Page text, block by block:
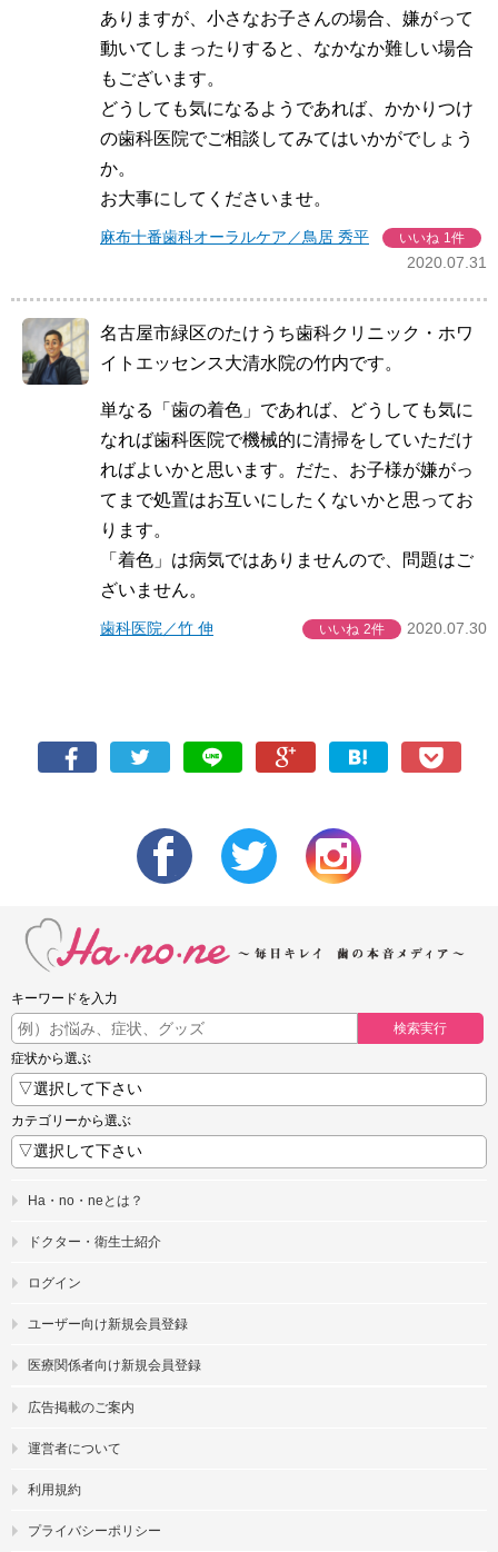
ありますが、小さなお子さんの場合、嫌がって
動いてしまったりすると、なかなか難しい場合
もございます。
どうしても気になるようであれば、かかりつけ
の歯科医院でご相談してみてはいかがでしょう
か。
お大事にしてくださいませ。
麻布十番歯科オーラルケア／鳥居 秀平 いいね 1件
2020.07.31
名古屋市緑区のたけうち歯科クリニック・ホワ
イトエッセンス大清水院の竹内です。
単なる「歯の着色」であれば、どうしても気に
なれば歯科医院で機械的に清掃をしていただけ
ればよいかと思います。だた、お子様が嫌がっ
てまで処置はお互いにしたくないかと思ってお
ります。
「着色」は病気ではありませんので、問題はご
ざいません。
歯科医院／竹 伸 いいね 2件 2020.07.30
キーワードを入力
検索実行
症状から選ぶ
カテゴリーから選ぶ
Ha・no・neとは？
ドクター・衛生士紹介
ログイン
ユーザー向け新規会員登録
医療関係者向け新規会員登録
広告掲載のご案内
運営者について
利用規約
プライバシーポリシー